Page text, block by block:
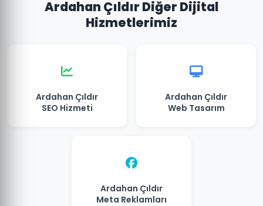
Ardahan Çıldır Diğer Dijital
Hizmetlerimiz
Ardahan Çıldır
SEO Hizmeti
Ardahan Çıldır
Web Tasarım
Ardahan Çıldır
Meta Reklamları